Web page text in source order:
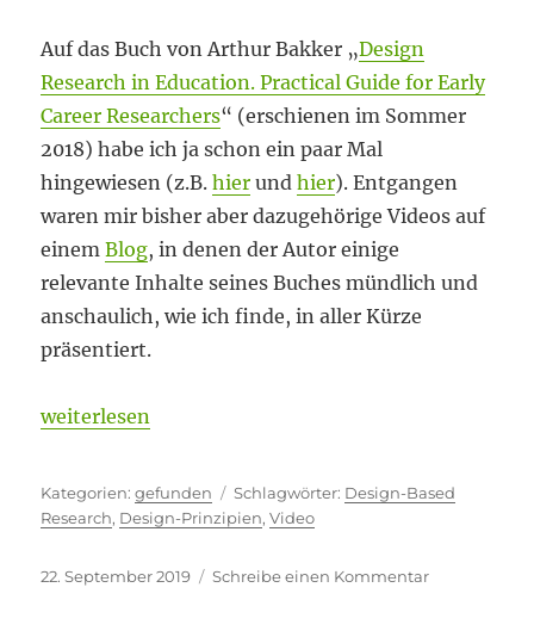
Auf das Buch von Arthur Bakker „Design
Research in Education. Practical Guide for Early
Career Researchers“ (erschienen im Sommer
2018) habe ich ja schon ein paar Mal
hingewiesen (z.B.hier undhier). Entgangen
waren mir bisher aber dazugehörige Videos auf
einemBlog, in denen der Autor einige
relevante Inhalte seines Buches mündlich und
anschaulich, wie ich finde, in aller Kürze
präsentiert.
„Den Autor erleben“
weiterlesen
Kategorien
gefunden Schlagwörter
Design-Based
Research, Design-Prinzipien,Video
Veröffentlicht
22. September 2019 Schreibe einen Kommentarzu